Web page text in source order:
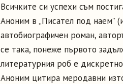
Всичките си успехи съм
Аноним в „Писател под наем”
автобиографичен роман,
се така, понеже първото
литературния роб е
Аноним цитира меродавни